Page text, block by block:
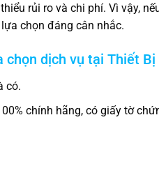
rủi ro và chi phí. Vì vậy,
chọn đáng cân nhắc.
chọn dịch vụ tại Thiết Bị
có.
chính hãng, có giấy tờ